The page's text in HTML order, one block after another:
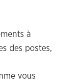
à
des postes,
vous